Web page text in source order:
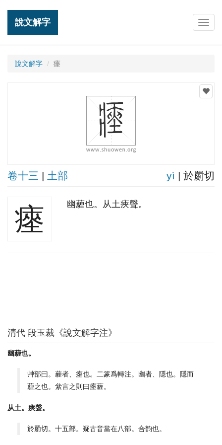
說文解字
說文解字 瘞
卷十三 | 土部 yì | 於罽切
瘞 幽薶也。从土㾜聲。
清代 段玉裁《說文解字注》
幽薶也。
艸部曰。薶者、瘞也。二篆爲轉注。幽者、隱也。隱而
薶之也。絫言之則曰瘞薶。
从土。㾜聲。
於罽切。十五部。疑古音當在八部。合韵也。